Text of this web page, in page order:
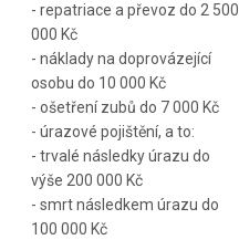
- repatriace a převoz do 2 500
000 Kč
- náklady na doprovázející
osobu do 10 000 Kč
- ošetření zubů do 7 000 Kč
- úrazové pojištění, a to:
- trvalé následky úrazu do
výše 200 000 Kč
- smrt následkem úrazu do
100 000 Kč